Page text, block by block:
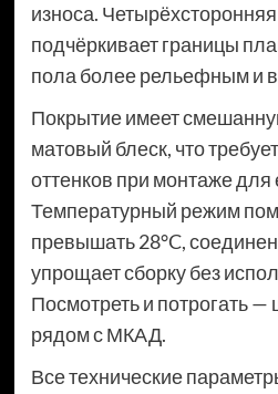
износа.
подчёркивает границы
пола более рельефным и
Покрытие имеет
матовый блеск, что
оттенков при монтаже для
Температурный режим
превышать 28°C,
упрощает сборку без
Посмотреть и потрогать
рядом с МКАД.
Все технические